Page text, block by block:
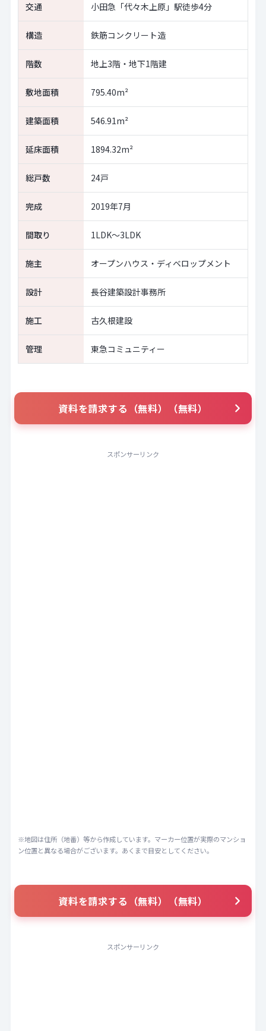
交通 小田急「代々木上原」駅徒歩4分
構造 鉄筋コンクリート造
階数 地上3階・地下1階建
敷地面積 795.40m²
建築面積 546.91m²
延床面積 1894.32m²
総戸数 24戸
完成 2019年7月
間取り 1LDK～3LDK
施主 オープンハウス・ディベロップメント
設計 長谷建築設計事務所
施工 古久根建設
管理 東急コミュニティー
資料を請求する（無料）（無料）
スポンサーリンク
※地図は住所（地番）等から作成しています。マーカー位置が実際のマンショ
ン位置と異なる場合がございます。あくまで目安としてください。
資料を請求する（無料）（無料）
スポンサーリンク